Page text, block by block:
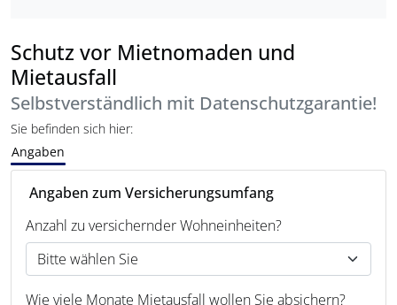
Schutz vor Mietnomaden und
Mietausfall
Selbstverständlich mit Datenschutzgarantie!
Sie befinden sich hier:
Angaben
Angaben zum Versicherungsumfang
Anzahl zu versichernder Wohneinheiten?
Wie viele Monate Mietausfall wollen Sie absichern?